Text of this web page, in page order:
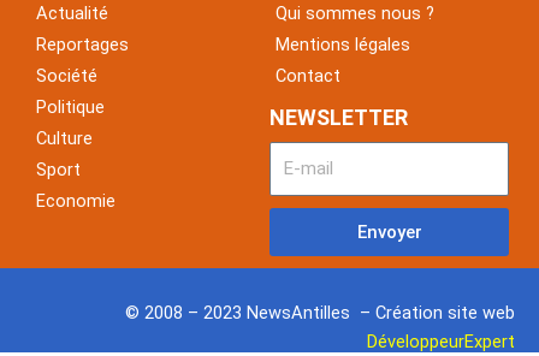
o
o
k
Actualité
Reportages
Société
Politique
Culture
Sport
Economie
Qui sommes nous ?
Mentions légales
Contact
NEWSLETTER
Envoyer
© 2008 – 2023 NewsAntilles – Création site web
DéveloppeurExpert